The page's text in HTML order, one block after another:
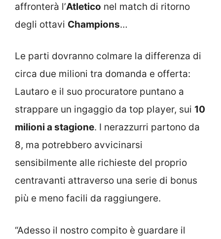
affronterà l’Atletico nel match di ritorno
degli ottavi Champions…
Le parti dovranno colmare la differenza di
circa due milioni tra domanda e offerta:
Lautaro e il suo procuratore puntano a
strappare un ingaggio da top player, sui 10
milioni a stagione. I nerazzurri partono da
8, ma potrebbero avvicinarsi
sensibilmente alle richieste del proprio
centravanti attraverso una serie di bonus
più e meno facili da raggiungere.
“Adesso il nostro compito è guardare il